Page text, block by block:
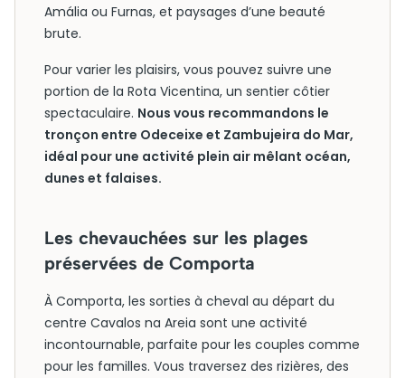
Amália ou Furnas, et paysages d’une beauté
brute.
Pour varier les plaisirs, vous pouvez suivre une
portion de la Rota Vicentina, un sentier côtier
spectaculaire. Nous vous recommandons le
tronçon entre Odeceixe et Zambujeira do Mar,
idéal pour une activité plein air mêlant océan,
dunes et falaises.
Les chevauchées sur les plages
préservées de Comporta
À Comporta, les sorties à cheval au départ du
centre Cavalos na Areia sont une activité
incontournable, parfaite pour les couples comme
pour les familles. Vous traversez des rizières, des